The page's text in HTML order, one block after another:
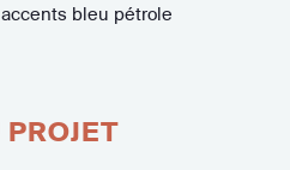
bleu pétrole